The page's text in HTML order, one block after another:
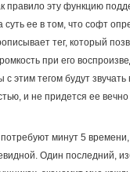
правило эту функцию
ее в том, что софт
тег, который
при его
этим тегом будут звучать
и не придется ее вечно
минут 5
Один последний,